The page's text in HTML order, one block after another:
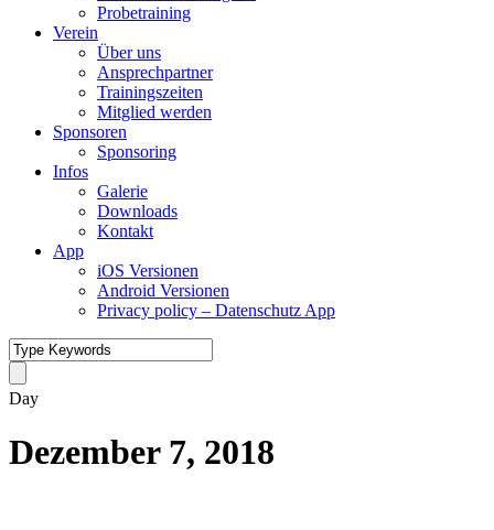
Probetraining
Verein
Über uns
Ansprechpartner
Trainingszeiten
Mitglied werden
Sponsoren
Sponsoring
Infos
Galerie
Downloads
Kontakt
App
iOS Versionen
Android Versionen
Privacy policy – Datenschutz App
Day
Dezember 7, 2018